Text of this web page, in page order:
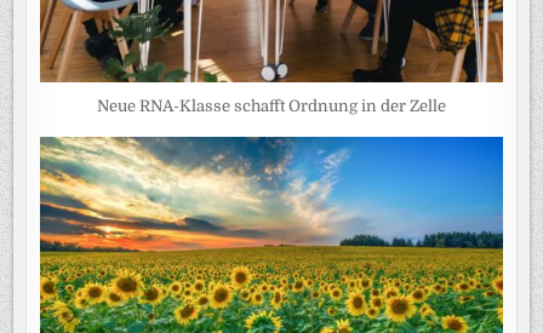
Neue RNA-Klasse schafft Ordnung in der Zelle